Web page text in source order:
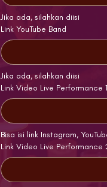
Jika ada, silahkan diisi
Link YouTube Band
Jika ada, silahkan diisi
Link Video Live Performance 1
Bisa isi link Instagram,
Link Video Live Performance